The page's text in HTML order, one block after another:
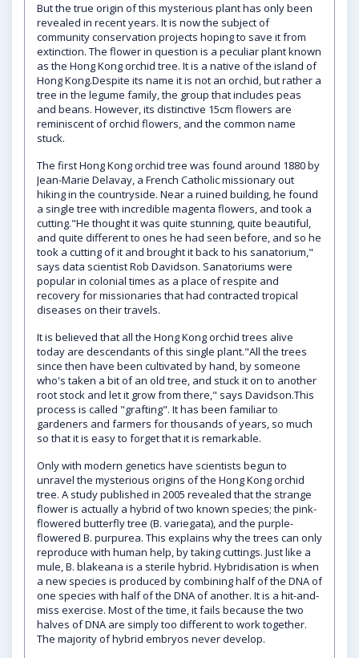
But the true origin of this mysterious plant has only been
revealed in recent years. It is now the subject of
community conservation projects hoping to save it from
extinction. The flower in question is a peculiar plant known
as the Hong Kong orchid tree. It is a native of the island of
Hong Kong.Despite its name it is not an orchid, but rather a
tree in the legume family, the group that includes peas
and beans. However, its distinctive 15cm flowers are
reminiscent of orchid flowers, and the common name
stuck.
The first Hong Kong orchid tree was found around 1880 by
Jean-Marie Delavay, a French Catholic missionary out
hiking in the countryside. Near a ruined building, he found
a single tree with incredible magenta flowers, and took a
cutting."He thought it was quite stunning, quite beautiful,
and quite different to ones he had seen before, and so he
took a cutting of it and brought it back to his sanatorium,"
says data scientist Rob Davidson. Sanatoriums were
popular in colonial times as a place of respite and
recovery for missionaries that had contracted tropical
diseases on their travels.
It is believed that all the Hong Kong orchid trees alive
today are descendants of this single plant."All the trees
since then have been cultivated by hand, by someone
who's taken a bit of an old tree, and stuck it on to another
root stock and let it grow from there," says Davidson.This
process is called "grafting". It has been familiar to
gardeners and farmers for thousands of years, so much
so that it is easy to forget that it is remarkable.
Only with modern genetics have scientists begun to
unravel the mysterious origins of the Hong Kong orchid
tree. A study published in 2005 revealed that the strange
flower is actually a hybrid of two known species; the pink-
flowered butterfly tree (B. variegata), and the purple-
flowered B. purpurea. This explains why the trees can only
reproduce with human help, by taking cuttings. Just like a
mule, B. blakeana is a sterile hybrid. Hybridisation is when
a new species is produced by combining half of the DNA of
one species with half of the DNA of another. It is a hit-and-
miss exercise. Most of the time, it fails because the two
halves of DNA are simply too different to work together.
The majority of hybrid embryos never develop.